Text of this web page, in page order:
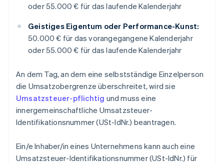
oder 55.000 € für das laufende Kalenderjahr
Geistiges Eigentum oder Performance-Kunst:
50.000 € für das vorangegangene Kalenderjahr
oder 55.000 € für das laufende Kalenderjahr
An dem Tag, an dem eine selbstständige Einzelperson
die Umsatzobergrenze überschreitet, wird sie
Umsatzsteuer-pflichtig und muss eine
innergemeinschaftliche Umsatzsteuer-
Identifikationsnummer (USt-IdNr.) beantragen.
Ein/e Inhaber/in eines Unternehmens kann auch eine
Umsatzsteuer-Identifikationsnummer (USt-IdNr.) für